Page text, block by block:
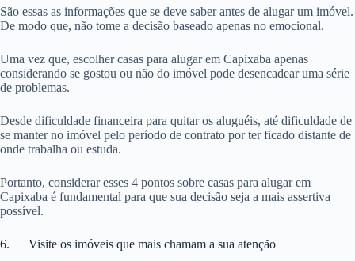
São essas as informações que se deve saber antes de alugar um imóvel.
De modo que, não tome a decisão baseado apenas no emocional.
Uma vez que, escolher casas para alugar em Capixaba apenas
considerando se gostou ou não do imóvel pode desencadear uma série
de problemas.
Desde dificuldade financeira para quitar os aluguéis, até dificuldade de
se manter no imóvel pelo período de contrato por ter ficado distante de
onde trabalha ou estuda.
Portanto, considerar esses 4 pontos sobre casas para alugar em
Capixaba é fundamental para que sua decisão seja a mais assertiva
possível.
6. Visite os imóveis que mais chamam a sua atenção